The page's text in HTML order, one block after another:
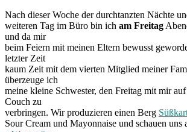
Nach dieser Woche der durchtanzten Nächte
weiteren Tag im Büro bin ich am Freitag
und da mir
beim Feiern mit meinen Eltern bewusst
letzter Zeit
kaum Zeit mit dem vierten Mitglied meiner
überzeuge ich
meine kleine Schwester, den Freitag mit mir
Couch zu
verbringen. Wir produzieren einen Berg
Sour Cream und Mayonnaise und schauen uns